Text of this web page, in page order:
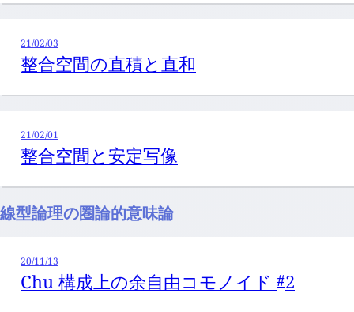
21/02/03
整合空間の直積と直和
21/02/01
整合空間と安定写像
線型論理の圏論的意味論
20/11/13
Chu 構成上の余自由コモノイド #2